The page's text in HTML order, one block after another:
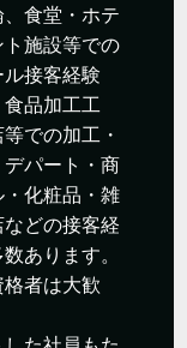
食堂・ホテ
施設等での
接客経験
品加工工
での加工・
パート・商
化粧品・雑
どの接客経
あります。
者は大歓